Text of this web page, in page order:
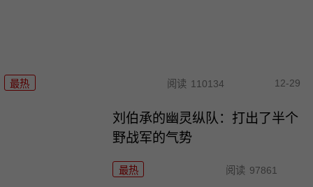
最热 阅读 110134 12-29
刘伯承的幽灵纵队：打出了半个
野战军的气势
最热 阅读 97861